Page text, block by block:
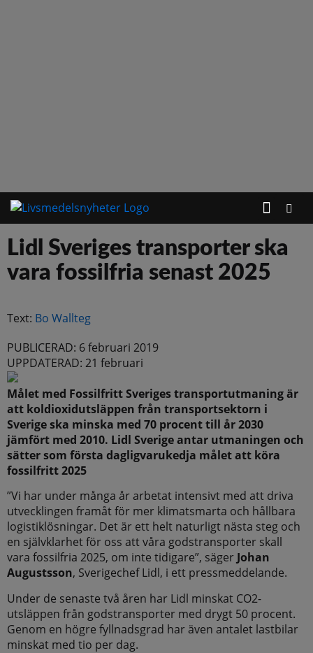
Lidl Sveriges transporter ska
vara fossilfria senast 2025
Text: Bo Wallteg
PUBLICERAD: 6 februari 2019
UPPDATERAD: 21 februari
Målet med Fossilfritt Sveriges transportutmaning är
att koldioxidutsläppen från transportsektorn i
Sverige ska minska med 70 procent till år 2030
jämfört med 2010. Lidl Sverige antar utmaningen och
sätter som första dagligvarukedja målet att köra
fossilfritt 2025
”Vi har under många år arbetat intensivt med att driva
utvecklingen framåt för mer klimatsmarta och hållbara
logistiklösningar. Det är ett helt naturligt nästa steg och
en självklarhet för oss att våra godstransporter skall
vara fossilfria 2025, om inte tidigare”, säger Johan
Augustsson, Sverigechef Lidl, i ett pressmeddelande.
Under de senaste två åren har Lidl minskat CO2-
utsläppen från godstransporter med drygt 50 procent.
Genom en högre fyllnadsgrad har även antalet lastbilar
minskat med tio per dag.